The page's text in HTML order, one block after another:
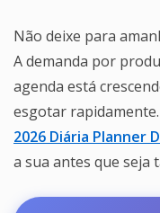
Não deixe para
A demanda por
agenda está
esgotar
2026 Diária Planner
a sua antes que seja